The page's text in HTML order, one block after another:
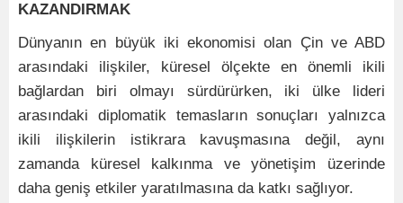
KAZANDIRMAK
Dünyanın en büyük iki ekonomisi olan Çin ve ABD
arasındaki ilişkiler, küresel ölçekte en önemli ikili
bağlardan biri olmayı sürdürürken, iki ülke lideri
arasındaki diplomatik temasların sonuçları yalnızca
ikili ilişkilerin istikrara kavuşmasına değil, aynı
zamanda küresel kalkınma ve yönetişim üzerinde
daha geniş etkiler yaratılmasına da katkı sağlıyor.